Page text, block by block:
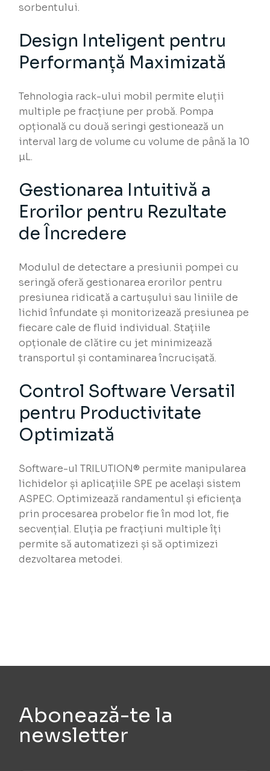
sorbentului.
Design Inteligent pentru
Performanță Maximizată
Tehnologia rack-ului mobil permite eluții
multiple pe fracțiune per probă. Pompa
opțională cu două seringi gestionează un
interval larg de volume cu volume de până la 10
µL.
Gestionarea Intuitivă a
Erorilor pentru Rezultate
de Încredere
Modulul de detectare a presiunii pompei cu
seringă oferă gestionarea erorilor pentru
presiunea ridicată a cartușului sau liniile de
lichid înfundate și monitorizează presiunea pe
fiecare cale de fluid individual. Stațiile
opționale de clătire cu jet minimizează
transportul și contaminarea încrucișată.
Control Software Versatil
pentru Productivitate
Optimizată
Software-ul TRILUTION® permite manipularea
lichidelor și aplicațiile SPE pe același sistem
ASPEC. Optimizează randamentul și eficiența
prin procesarea probelor fie în mod lot, fie
secvențial. Eluția pe fracțiuni multiple îți
permite să automatizezi și să optimizezi
dezvoltarea metodei.
Abonează-te la
newsletter